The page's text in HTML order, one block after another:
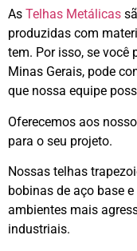
As Telhas Metálicas
produzidas com
tem. Por isso, se você
Minas Gerais, pode
que nossa equipe
Oferecemos aos
para o seu projeto.
Nossas telhas
bobinas de aço base
ambientes mais
industriais.